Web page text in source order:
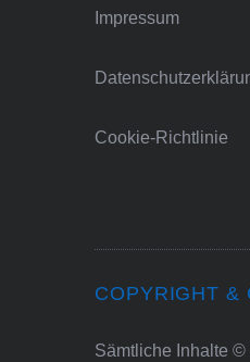
Impressum
Cookie-Richtlinie
COPYRIGHT &
Sämtliche Inhalte ©